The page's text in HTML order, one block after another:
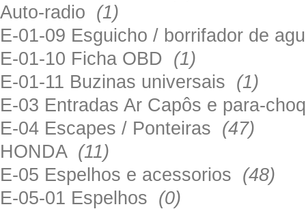
Auto-radio (1)
E-01-09 Esguicho / borrifador de
E-01-10 Ficha OBD (1)
E-01-11 Buzinas universais (1)
E-03 Entradas Ar Capôs e para-
E-04 Escapes / Ponteiras (47)
HONDA (11)
E-05 Espelhos e acessorios (48)
E-05-01 Espelhos (0)